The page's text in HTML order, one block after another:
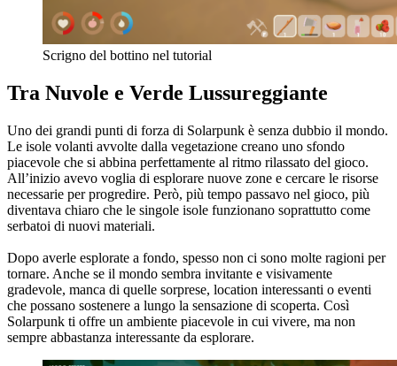
Scrigno del bottino nel tutorial
Tra Nuvole e Verde Lussureggiante
Uno dei grandi punti di forza di Solarpunk è senza dubbio il mondo.
Le isole volanti avvolte dalla vegetazione creano uno sfondo
piacevole che si abbina perfettamente al ritmo rilassato del gioco.
All’inizio avevo voglia di esplorare nuove zone e cercare le risorse
necessarie per progredire. Però, più tempo passavo nel gioco, più
diventava chiaro che le singole isole funzionano soprattutto come
serbatoi di nuovi materiali.
Dopo averle esplorate a fondo, spesso non ci sono molte ragioni per
tornare. Anche se il mondo sembra invitante e visivamente
gradevole, manca di quelle sorprese, location interessanti o eventi
che possano sostenere a lungo la sensazione di scoperta. Così
Solarpunk ti offre un ambiente piacevole in cui vivere, ma non
sempre abbastanza interessante da esplorare.